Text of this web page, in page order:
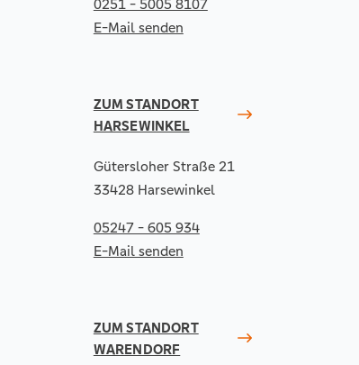
0251 - 5005 8107
E-Mail senden
ZUM STANDORT
HARSEWINKEL
Gütersloher Straße 21
33428 Harsewinkel
05247 - 605 934
E-Mail senden
ZUM STANDORT
WARENDORF